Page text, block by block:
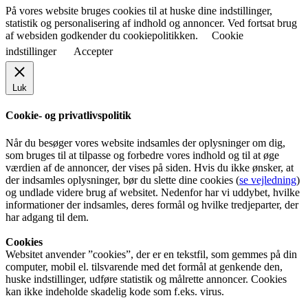
På vores website bruges cookies til at huske dine indstillinger,
statistik og personalisering af indhold og annoncer. Ved fortsat brug
af websiden godkender du cookiepolitikken.
Cookie
indstillinger
Accepter
Luk
Cookie- og privatlivspolitik
Når du besøger vores website indsamles der oplysninger om dig,
som bruges til at tilpasse og forbedre vores indhold og til at øge
værdien af de annoncer, der vises på siden. Hvis du ikke ønsker, at
der indsamles oplysninger, bør du slette dine cookies (se vejledning)
og undlade videre brug af websitet. Nedenfor har vi uddybet, hvilke
informationer der indsamles, deres formål og hvilke tredjeparter, der
har adgang til dem.
Cookies
Websitet anvender ”cookies”, der er en tekstfil, som gemmes på din
computer, mobil el. tilsvarende med det formål at genkende den,
huske indstillinger, udføre statistik og målrette annoncer. Cookies
kan ikke indeholde skadelig kode som f.eks. virus.